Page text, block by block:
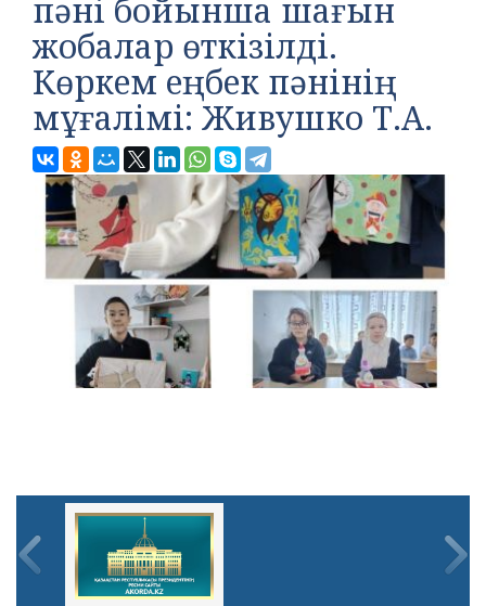
пәні бойынша шағын
жобалар өткізілді.
Көркем еңбек пәнінің
мұғалімі: Живушко Т.А.